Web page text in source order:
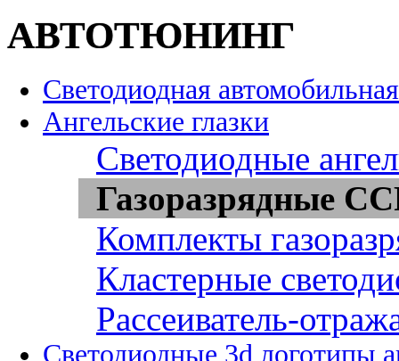
АВТОТЮНИНГ
Светодиодная
Ангельские глазки
Светодиодные
Газоразрядные
Комплекты
Кластерные
Рассеиватель-
Светодиодные 3d логотипы